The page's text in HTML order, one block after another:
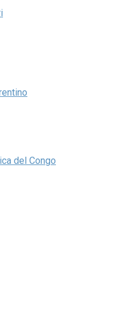
del Congo